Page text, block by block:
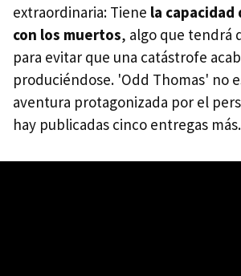
extraordinaria: Tiene la capacidad
con los muertos, algo que tendrá
para evitar que una catástrofe
produciéndose. 'Odd Thomas' no
aventura protagonizada por el
hay publicadas cinco entregas más.